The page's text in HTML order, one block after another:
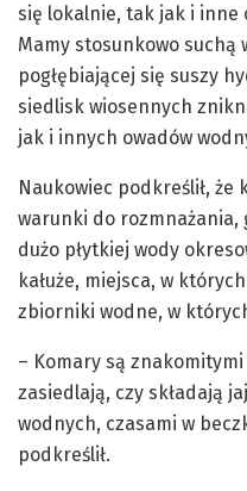
się lokalnie, tak jak i inne
Mamy stosunkowo suchą
pogłębiającej się suszy
siedlisk wiosennych
jak i innych owadów
Naukowiec podkreślił, że
warunki do rozmnażania,
dużo płytkiej wody
kałuże, miejsca, w
zbiorniki wodne, w
– Komary są
zasiedlają, czy składają
wodnych, czasami w
podkreślił.